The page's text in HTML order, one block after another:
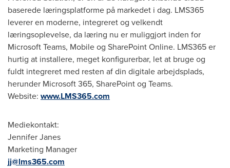
baserede læringsplatforme på markedet i dag. LMS365
leverer en moderne, integreret og velkendt
læringsoplevelse, da læring nu er muliggjort inden for
Microsoft Teams, Mobile og SharePoint Online. LMS365 er
hurtig at installere, meget konfigurerbar, let at bruge og
fuldt integreret med resten af din digitale arbejdsplads,
herunder Microsoft 365, SharePoint og Teams.
Website: www.LMS365.com
Mediekontakt:
Jennifer Janes
Marketing Manager
jj@lms365.com